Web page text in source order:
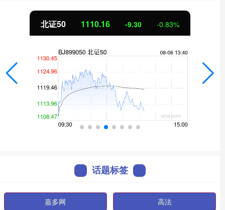
北证50 1110.16 -9.30 -0.83%
话题标签
嘉多网 高法